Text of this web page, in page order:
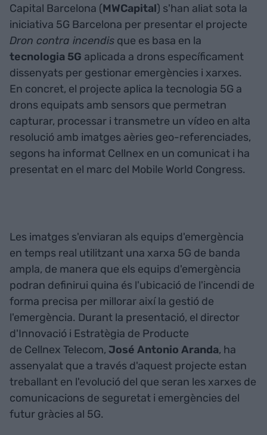
Capital Barcelona (MWCapital) s'han aliat sota la
iniciativa 5G Barcelona per presentar el projecte
Dron contra incendis que es basa en la
tecnologia 5G aplicada a drons específicament
dissenyats per gestionar emergències i xarxes.
En concret, el projecte aplica la tecnologia 5G a
drons equipats amb sensors que permetran
capturar, processar i transmetre un vídeo en alta
resolució amb imatges aèries geo-referenciades,
segons ha informat Cellnex en un comunicat i ha
presentat en el marc del Mobile World Congress.
Les imatges s'enviaran als equips d'emergència
en temps real utilitzant una xarxa 5G de banda
ampla, de manera que els equips d'emergència
podran definirui quina és l'ubicació de l'incendi de
forma precisa per millorar així la gestió de
l'emergència. Durant la presentació, el director
d'Innovació i Estratègia de Producte
de Cellnex Telecom, José Antonio Aranda, ha
assenyalat que a través d'aquest projecte estan
treballant en l'evolució del que seran les xarxes de
comunicacions de seguretat i emergències del
futur gràcies al 5G.